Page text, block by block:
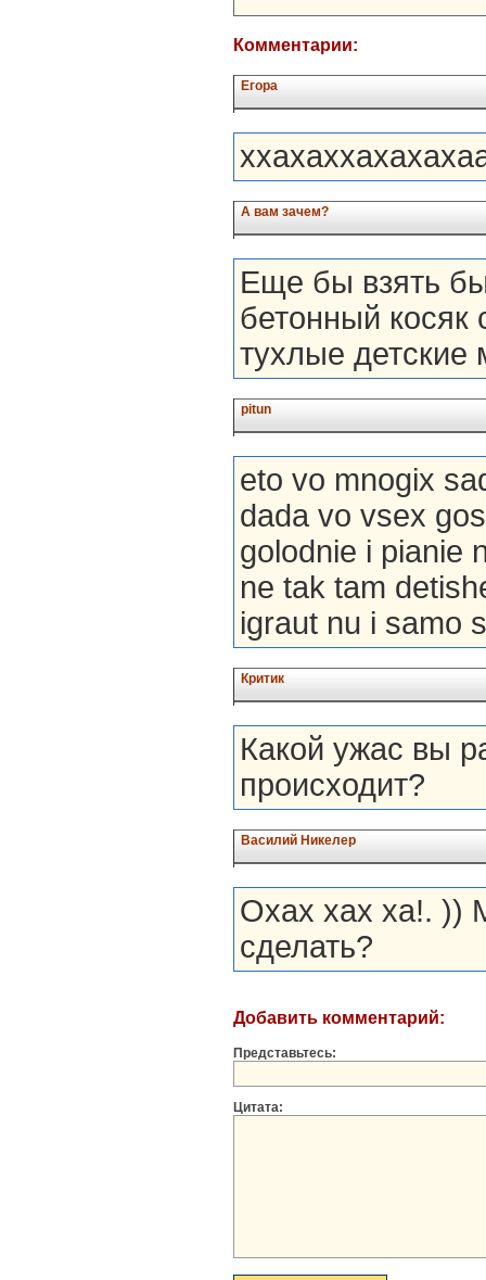
Комментарии:
Егора
А вам зачем?
Еще бы взять
бетонный косяк
тухлые детские
pitun
eto vo mnogix
dada vo vsex
golodnie i pianie
ne tak tam
igraut nu i samo
Критик
Какой ужас вы
происходит?
Василий Никелер
Охах хах ха!. ))
сделать?
Добавить комментарий:
Представьтесь:
Цитата: